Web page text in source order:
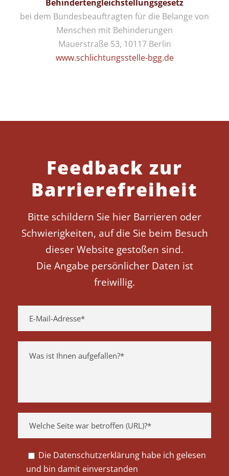
Behindertengleichstellungsgesetz
bei dem Bundesbeauftragten für die Belange von
Menschen mit Behinderungen
Mauerstraße 53, 10117 Berlin
www.schlichtungsstelle-bgg.de
Feedback zur
Barrierefreiheit
Bitte schildern Sie hier Barrieren oder
Schwierigkeiten, auf die Sie beim Besuch
dieser Website gestoßen sind.
Die Angabe persönlicher Daten ist
freiwillig.
Die Datenschutzerklärung habe ich gelesen
und bin damit einverstanden